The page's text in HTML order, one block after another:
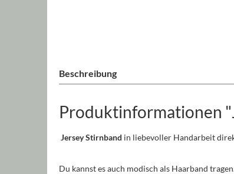
Beschreibung
Produktinformationen
Jersey Stirnband in liebevoller Handarbeit
Du kannst es auch modisch als Haarband